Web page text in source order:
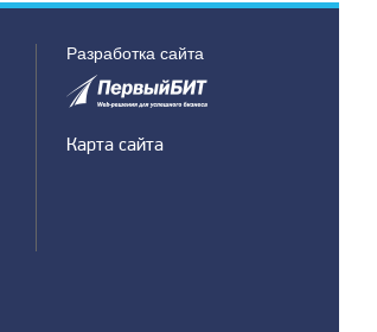
Разработка сайта
Карта сайта